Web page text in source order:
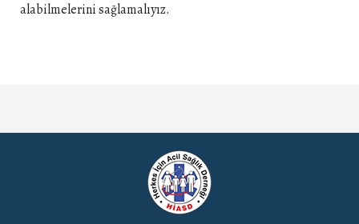
alabilmelerini sağlamalıyız.